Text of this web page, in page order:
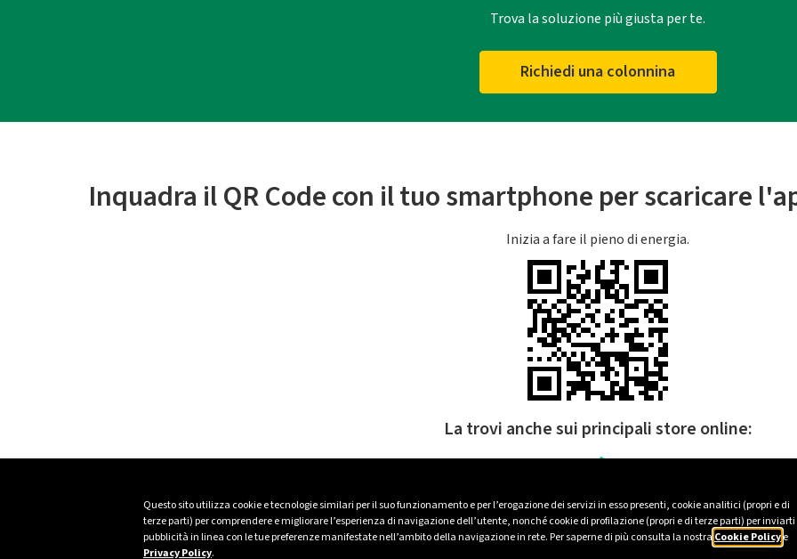
Questo sito utilizza cookie e tecnologie similari per il suo funzionamento e per l’erogazione dei servizi in esso presenti, cookie analitici (propri e di
terze parti) per comprendere e migliorare l’esperienza di navigazione dell’utente, nonché cookie di profilazione (propri e di terze parti) per inviarti
pubblicità in linea con le tue preferenze manifestate nell’ambito della navigazione in rete. Per saperne di più consulta la nostra Cookie Policye
Privacy Policy.
Trova la soluzione più giusta per te.
Richiedi una colonnina
Inquadra il QR Code con il tuo smartphone per scaricare
Inizia a fare il pieno di energia.
La trovi anche sui principali store online: